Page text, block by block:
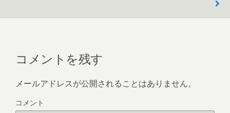
コメントを残す
メールアドレスが公開されることはありません。
コメント